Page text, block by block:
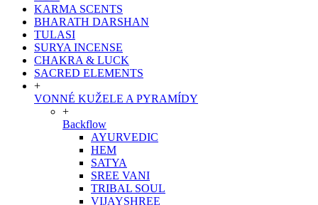
KARMA SCENTS
BHARATH DARSHAN
TULASI
SURYA INCENSE
CHAKRA & LUCK
SACRED ELEMENTS
+
VONNÉ KUŽELE A PYRAMÍDY
+
Backflow
AYURVEDIC
HEM
SATYA
SREE VANI
TRIBAL SOUL
VIJAYSHREE